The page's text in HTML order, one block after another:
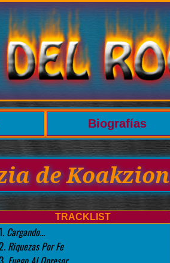
Biografías
de Koakzion
TRACKLIST
Cargando...
2. Riquezas Por Fe